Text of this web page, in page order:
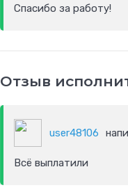
Спасибо за работу!
Отзыв
user48106
Всё выплатили